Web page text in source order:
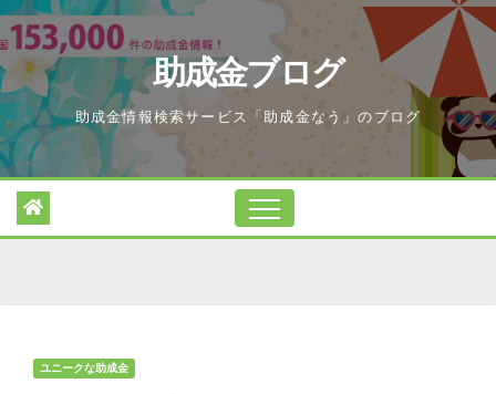
Skip
to
content
助成金ブログ
助成金情報検索サービス「助成金なう」のブログ
ユニークな助成金